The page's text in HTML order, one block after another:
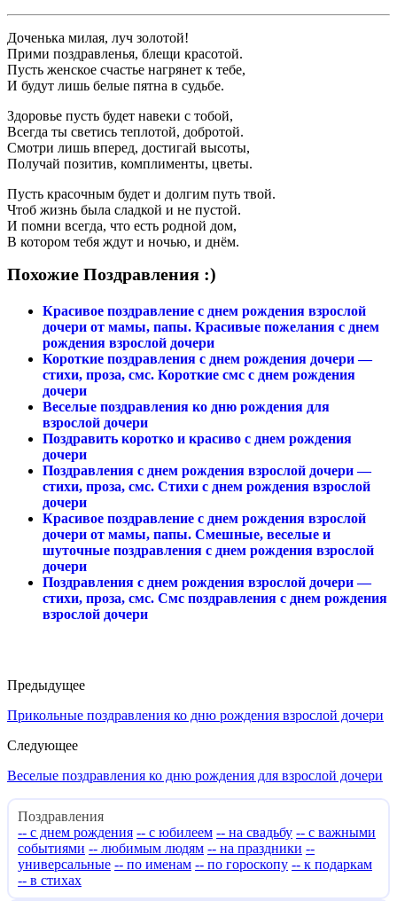
Доченька милая, луч золотой!
Прими поздравленья, блещи красотой.
Пусть женское счастье нагрянет к тебе,
И будут лишь белые пятна в судьбе.
Здоровье пусть будет навеки с тобой,
Всегда ты светись теплотой, добротой.
Смотри лишь вперед, достигай высоты,
Получай позитив, комплименты, цветы.
Пусть красочным будет и долгим путь твой.
Чтоб жизнь была сладкой и не пустой.
И помни всегда, что есть родной дом,
В котором тебя ждут и ночью, и днём.
Похожие Поздравления :)
Красивое поздравление с днем рождения взрослой
дочери от мамы, папы. Красивые пожелания с днем
рождения взрослой дочери
Короткие поздравления с днем рождения дочери —
стихи, проза, смс. Короткие смс с днем рождения
дочери
Веселые поздравления ко дню рождения для
взрослой дочери
Поздравить коротко и красиво с днем рождения
дочери
Поздравления с днем рождения взрослой дочери —
стихи, проза, смс. Стихи с днем рождения взрослой
дочери
Красивое поздравление с днем рождения взрослой
дочери от мамы, папы. Смешные, веселые и
шуточные поздравления с днем рождения взрослой
дочери
Поздравления с днем рождения взрослой дочери —
стихи, проза, смс. Смс поздравления с днем рождения
взрослой дочери
Предыдущее
Прикольные поздравления ко дню рождения взрослой дочери
Следующее
Веселые поздравления ко дню рождения для взрослой дочери
Поздравления
-- с днем рождения -- с юбилеем -- на свадьбу -- с важными
событиями -- любимым людям -- на праздники --
универсальные -- по именам -- по гороскопу -- к подаркам
-- в стихах